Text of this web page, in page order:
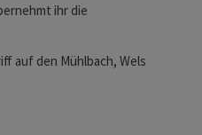
ihr die
auf den Mühlbach, Wels